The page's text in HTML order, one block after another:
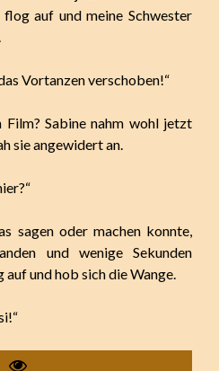
auf und meine Schwester
Vortanzen verschoben!“
Sabine nahm wohl jetzt
sie angewidert an.
sagen oder machen konnte,
und wenige Sekunden
und hob sich die Wange.